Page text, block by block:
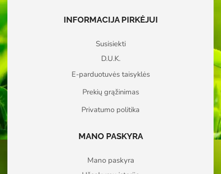
INFORMACIJA PIRKĖJUI
Susisiekti
D.U.K.
E-parduotuvės taisyklės
Prekių grąžinimas
Privatumo politika
MANO PASKYRA
Mano paskyra